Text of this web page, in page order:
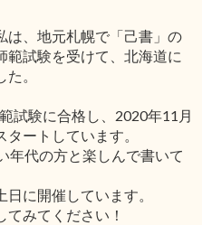
は、地元札幌で「己書」の
範試験を受けて、北海道に
。
試験に合格し、2020年11月
ートしています。
年代の方と楽しんで書いて
に開催しています。
みてください！